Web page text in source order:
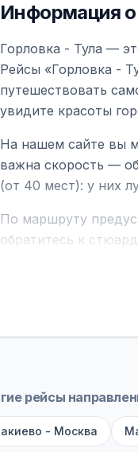
Информация
Горловка - Тула —
Рейсы «Горловка -
путешествовать
увидите красоты
На нашем сайте вы
важна скорость —
(от 40 мест): у них
По маршруту
обратитесь к
В автобусах есть
устройств, вода,
оплата
рейсов вы увидите
Удачных поездок!
рейсы
- Москва